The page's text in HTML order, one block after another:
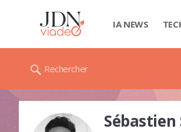
IA NEWS
Rechercher
Sébastien